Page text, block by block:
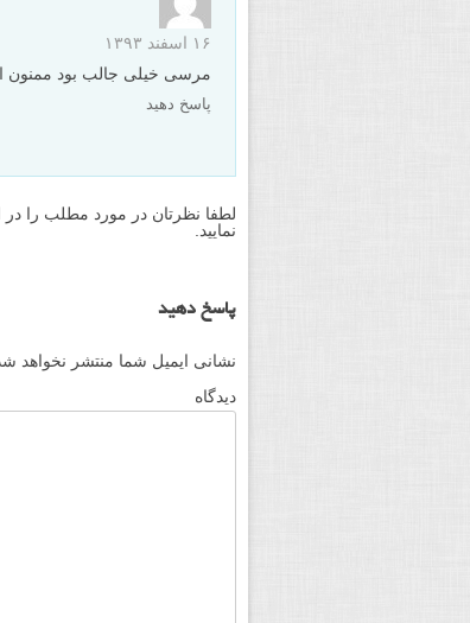
۱۶ اسفند ۱۳۹۳
مرسی خیلی جالب بود ممنون
پاسخ دهید
لطفا نظرتان در مورد مطلب را در
نمایید.
پاسخ دهید
نشانی ایمیل شما منتشر نخواهد
دیدگاه